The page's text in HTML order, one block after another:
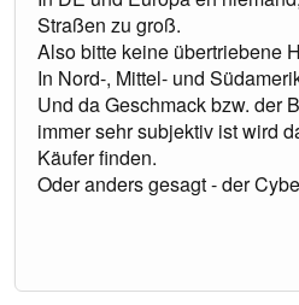
Straßen zu groß.
Also bitte keine übertriebene
In Nord-, Mittel- und
Und da Geschmack bzw. der
immer sehr subjektiv ist wird
Käufer finden.
Oder anders gesagt - der